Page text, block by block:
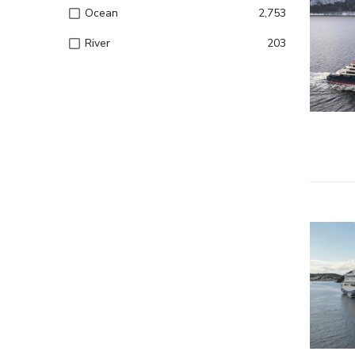
Ocean
2,753
River
203